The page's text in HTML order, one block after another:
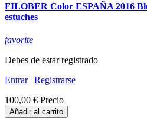
FILOBER Color ESPAÑA 2016
estuches
favorite
Debes de estar registrado
Entrar| Registrarse
100,00 € Precio
Añadir al carrito